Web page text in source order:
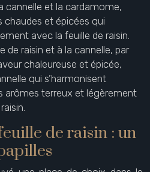
cannelle et la cardamome,
et épicées qui
avec la feuille de raisin.
de raisin et à la cannelle, par
chaleureuse et épicée,
qui s’harmonisent
arômes terreux et légèrement
de raisin : un